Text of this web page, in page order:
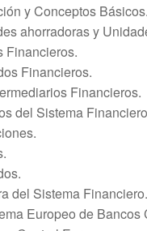
y Conceptos
ahorradoras y
Financieros.
Financieros.
Financieros.
del Sistema
del Sistema Financiero.
Europeo de Bancos